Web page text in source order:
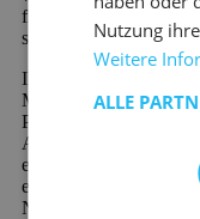
finden. In unserem
schöne Möbel und
Ihr neues
Multicolor wird schnell
Produkte sind sofort
Außerdem profitieren
einer 2-Jahres-
einzigartig in der
Nachzahlung oder der
Nutzung
Weitere
ALLE